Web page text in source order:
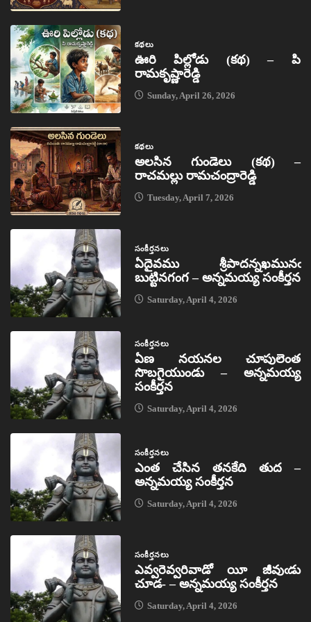
కథలు
ఊరి పిల్లోడు (కథ) – పి
రామకృష్ణారెడ్డి
Sunday, April 26, 2026
కథలు
అలసిన గుండెలు (కథ) –
రాచమల్లు రామచంద్రారెడ్డి
Tuesday, April 7, 2026
సంకీర్తనలు
ఏదైవము శ్రీపాదన్నఖమునఁ
బుట్టినగంగ – అన్నమయ్య సంకీర్తన
Saturday, April 4, 2026
సంకీర్తనలు
ఏణ నయనల చూపులెంత
సొబగైయుండు – అన్నమయ్య
సంకీర్తన
Saturday, April 4, 2026
సంకీర్తనలు
ఎంత చేసిన తనకేది తుద –
అన్నమయ్య సంకీర్తన
Saturday, April 4, 2026
సంకీర్తనలు
ఎవ్వరెవ్వరివాడో యీ జీవుఁడు
చూడ- – అన్నమయ్య సంకీర్తన
Saturday, April 4, 2026